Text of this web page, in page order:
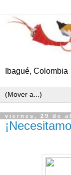
Ibagué, Colombia
viernes, 29 de